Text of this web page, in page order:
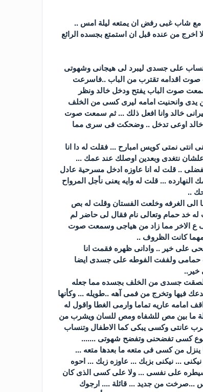
مع شاب غبى رفض ان يمتعه ليلة امس ..
من عنده قبل ان استمتع بجسده الرائع
على جسدى ليبرد لى هيجانى وشهوتى
صوت اقدامه تقترب من الباب ..فاسرعت
صوت الباب يفتح ودخل خالد ونظر
يدى وانحنيت امامه ليرى كسى من الخلف
خالد وانا افعل ذلك ... ثم سمعت صوت
خالد اوعى تدخل .. وضحكت فى سرى مما
نمتى كويس امبارح ... فقلت له دا انا
نتغدى وبعدين اوصلك عند عمك ...
.. قلت له انا عاوزه ادخل مسرحية عادل
بالليل يعنى مش ها ينفع تروحى لعمك النهارده ... قلت له وايه يعنى نأجل المرواح
..
الغرفه وخلعت الفستان وقلت له بص
له خد حمام وتعالى نام فقال لى حاضر لم
ع الاخر مما زاد من هياجى وسمعت صوت
كانت الظروف ..
على خير .. وادانى ظهره فقمت انا
حمامى ولففت الفوطه على جسدى ايضا
خير..
والصقت جسدى من الخلف بجسده مما جعله
فيها وتخرج من فمى آهه ..طويله ... وكأنها
امامه عاريه تماما وارمى الغطا واقول له
ما بين مص للشفاه ومص للسان ويشرب من
عانتى وكسى يبكى كما الاطفال وتنساب
دموع كسى تفضحنى وتفضح شهوتى .......
من كسى فى متعه ما بعدها متعه ...
... نيكنى بزبك ... عاوزه زبك ... احوه
السيطره على نفسى ... ولا على كسى الذى كان
...صرخت من جديد ... قائلة .... ارجوك